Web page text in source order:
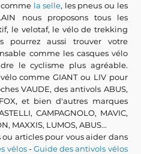
la selle, les pneus ou les
nous proposons tous les
le velotaf, le vélo de trekking
pourrez aussi trouver votre
comme les casques vélo
le cyclisme plus agréable.
comme GIANT ou LIV pour
VAUDE, des antivols ABUS,
et bien d'autres marques
CAMPAGNOLO, MAVIC,
MAXXIS, LUMOS, ABUS...
ou articles pour vous aider dans
vélos-Guide des antivols vélos